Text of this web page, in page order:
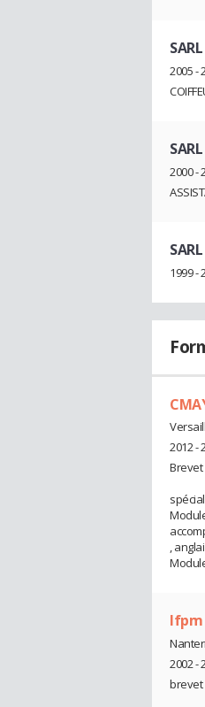
2005 -
2000 -
1999 -
2012 -
,
Ifpm
2002 -